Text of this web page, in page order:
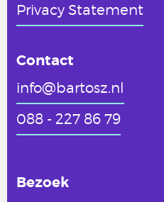
Privacy Statement
Contact
info@bartosz.nl
088 - 227 86 79
Bezoek